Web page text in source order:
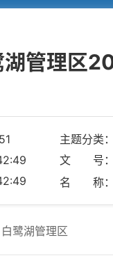
湖管理区
主题分类
文 号
名 称：
鹭湖管理区